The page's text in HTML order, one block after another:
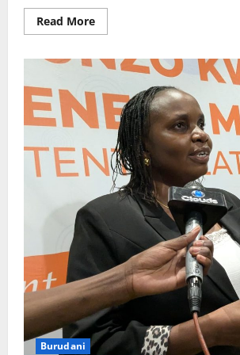
Read MoreRead
more
awataka
wasanii
Tanzania
kusafiri
nje
ya
nchi
ili
kuongeza
fursa
Burudani